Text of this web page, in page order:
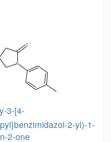
3-[4-
2-yl)-1-
2-one